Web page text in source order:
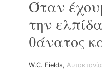
Όταν
την
θάνατος
W.C. Fields, Αυτοκτονία